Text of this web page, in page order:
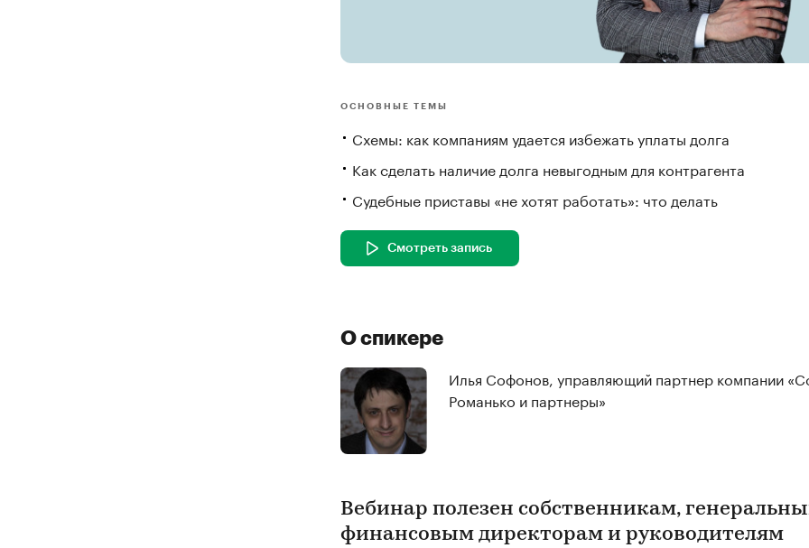
ОСНОВНЫЕ ТЕМЫ
Схемы: как компаниям удается избежать уплаты долга
Как сделать наличие долга невыгодным для контрагента
Судебные приставы «не хотят работать»: что делать
Смотреть запись
О спикере
Илья Софонов, управляющий партнер компании
Романько и партнеры»
Вебинар полезен собственникам,
финансовым директорам и руководителям